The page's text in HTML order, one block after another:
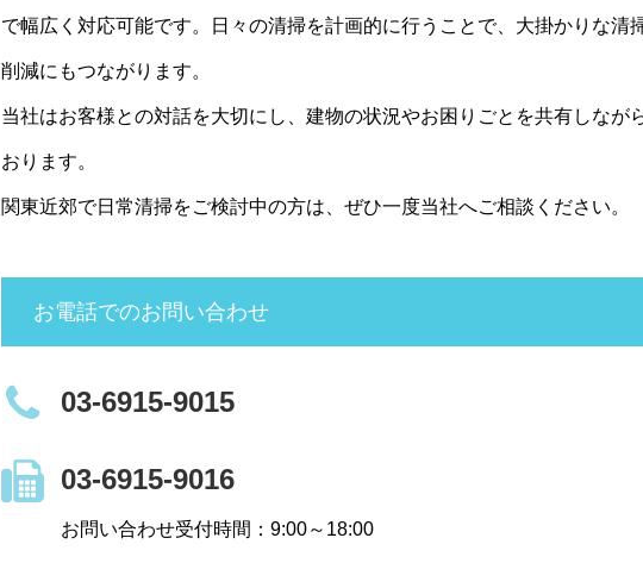
で幅広く対応可能です。日々の清掃を計画的に行うことで、大掛かりな清
削減にもつながります。
当社はお客様との対話を大切にし、建物の状況やお困りごとを共有しなが
おります。
関東近郊で日常清掃をご検討中の方は、ぜひ一度当社へご相談ください。
お電話でのお問い合わせ
03-6915-9015
03-6915-9016
お問い合わせ受付時間：9:00～18:00